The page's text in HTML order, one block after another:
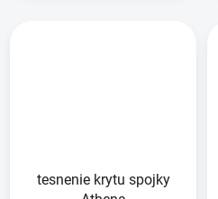
tesnenie krytu spojky